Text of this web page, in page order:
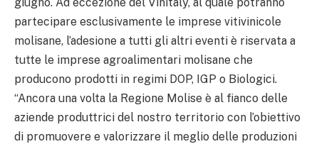
partecipare esclusivamente le imprese vitivinicole
molisane, l’adesione a tutti gli altri eventi è riservata a
tutte le imprese agroalimentari molisane che
producono prodotti in regimi DOP, IGP o Biologici.
“Ancora una volta la Regione Molise è al fianco delle
aziende produttrici del nostro territorio con l’obiettivo
di promuovere e valorizzare il meglio delle produzioni